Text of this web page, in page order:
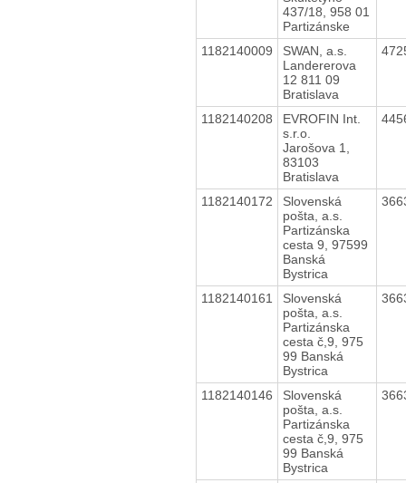
437/18, 958 01
Partizánske
1182140009
SWAN, a.s.
Landererova
12 811 09
Bratislava
1182140208
EVROFIN Int.
s.r.o.
Jarošova 1,
83103
Bratislava
1182140172
Slovenská
pošta, a.s.
Partizánska
cesta 9, 97599
Banská
Bystrica
1182140161
Slovenská
pošta, a.s.
Partizánska
cesta č,9, 975
99 Banská
Bystrica
1182140146
Slovenská
pošta, a.s.
Partizánska
cesta č,9, 975
99 Banská
Bystrica